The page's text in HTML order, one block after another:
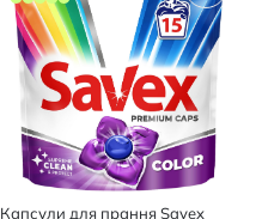
Капсули для прання Savex